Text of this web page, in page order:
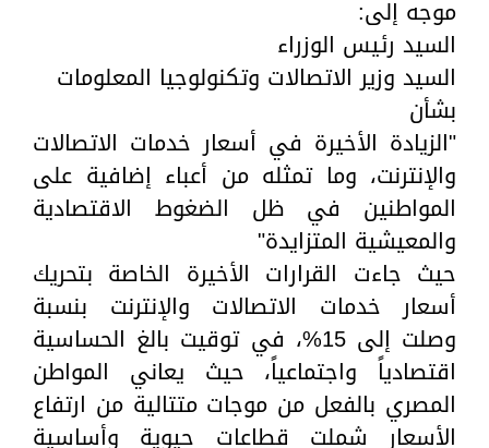
موجه إلى:
السيد رئيس الوزراء
السيد وزير الاتصالات وتكنولوجيا المعلومات
بشأن
"الزيادة الأخيرة في أسعار خدمات الاتصالات
والإنترنت، وما تمثله من أعباء إضافية على
المواطنين في ظل الضغوط الاقتصادية
والمعيشية المتزايدة"
حيث جاءت القرارات الأخيرة الخاصة بتحريك
أسعار خدمات الاتصالات والإنترنت بنسبة
وصلت إلى 15%، في توقيت بالغ الحساسية
اقتصادياً واجتماعياً، حيث يعاني المواطن
المصري بالفعل من موجات متتالية من ارتفاع
الأسعار شملت قطاعات حيوية وأساسية